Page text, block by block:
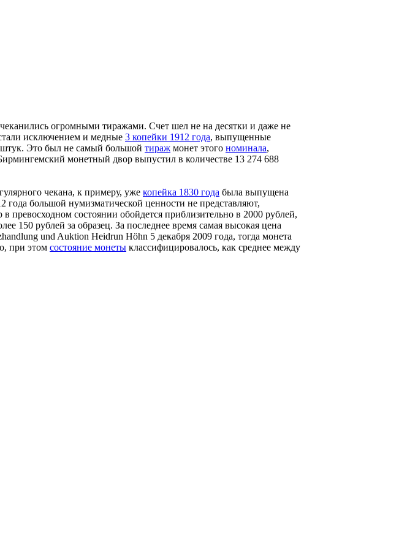
огромными тиражами. Счет шел не на десятки и даже не
исключением и медные 3 копейки 1912 года, выпущенные
Это был не самый большой тираж монет этого номинала,
монетный двор выпустил в количестве 13 274 688
чекана, к примеру, уже копейка 1830 года была выпущена
большой нумизматической ценности не представляют,
в превосходном состоянии обойдется приблизительно в 2000 рублей,
150 рублей за образец. За последнее время самая высокая цена
und Auktion Heidrun Höhn 5 декабря 2009 года, тогда монета
при этом состояние монеты классифицировалось, как среднее между